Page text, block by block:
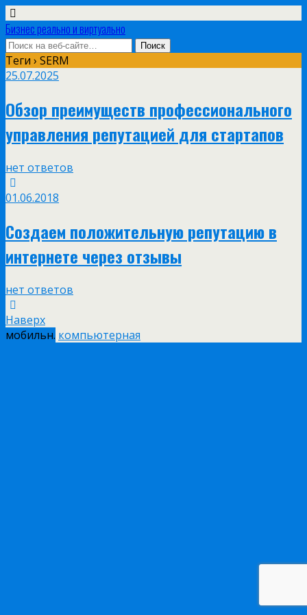
Бизнес реально и виртуально
Теги › SERM
25.07.2025
Обзор преимуществ профессионального
управления репутацией для стартапов
нет ответов
01.06.2018
Создаем положительную репутацию в
интернете через отзывы
нет ответов
Наверх
мобильн. компьютерная